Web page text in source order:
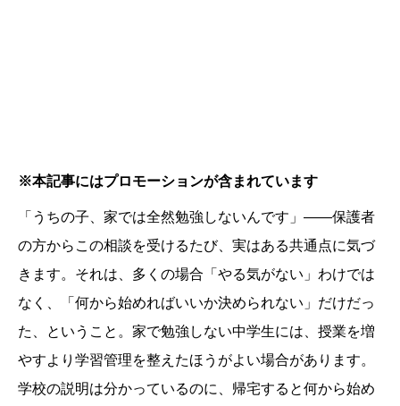
※本記事にはプロモーションが含まれています
「うちの子、家では全然勉強しないんです」——保護者
の方からこの相談を受けるたび、実はある共通点に気づ
きます。それは、多くの場合「やる気がない」わけでは
なく、「何から始めればいいか決められない」だけだっ
た、ということ。家で勉強しない中学生には、授業を増
やすより学習管理を整えたほうがよい場合があります。
学校の説明は分かっているのに、帰宅すると何から始め